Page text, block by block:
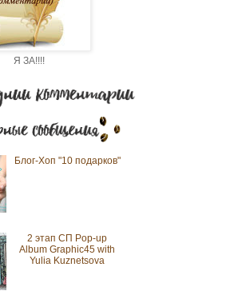
Я ЗА!!!!
Блог-Хоп "10 подарков"
2 этап СП Pop-up
Album Graphic45 with
Yulia Kuznetsova